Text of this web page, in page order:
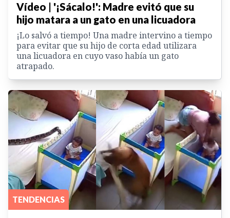
Vídeo | '¡Sácalo!': Madre evitó que su
hijo matara a un gato en una licuadora
¡Lo salvó a tiempo! Una madre intervino a tiempo
para evitar que su hijo de corta edad utilizara
una licuadora en cuyo vaso había un gato
atrapado.
TENDENCIAS